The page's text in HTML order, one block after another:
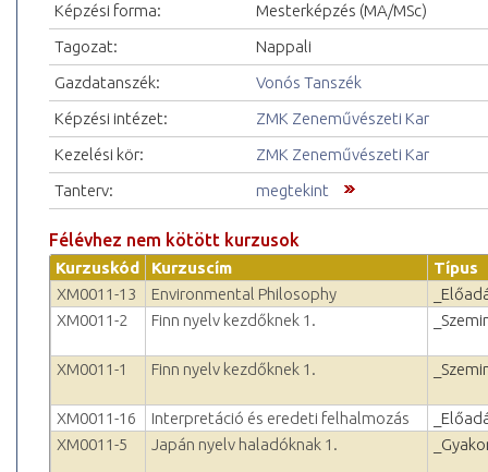
Képzési forma:
Mesterképzés (MA/MSc)
Tagozat:
Nappali
Gazdatanszék:
Vonós Tanszék
Képzési intézet:
ZMK Zeneművészeti Kar
Kezelési kör:
ZMK Zeneművészeti Kar
Tanterv:
megtekint
Félévhez nem kötött kurzusok
Kurzuskód Kurzuscím
Típus
XM0011-13
Environmental Philosophy
XM0011-2
Finn nyelv kezdőknek 1.
XM0011-1 Finn nyelv kezdőknek 1.
XM0011-16 Interpretáció és eredeti felhalmozás
XM0011-5
Japán nyelv haladóknak 1.